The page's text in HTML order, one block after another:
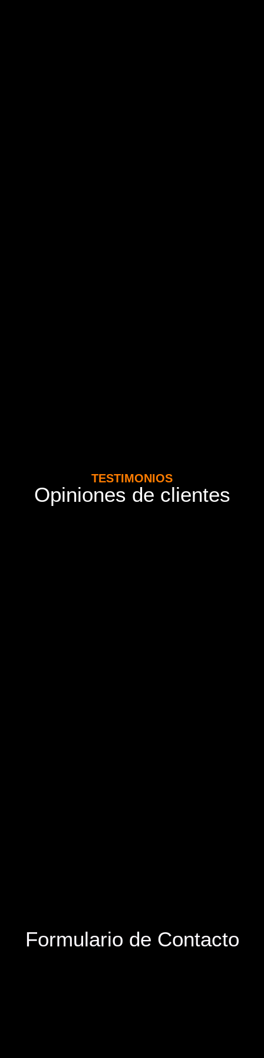
TESTIMONIOS
Opiniones de clientes
Formulario de Contacto